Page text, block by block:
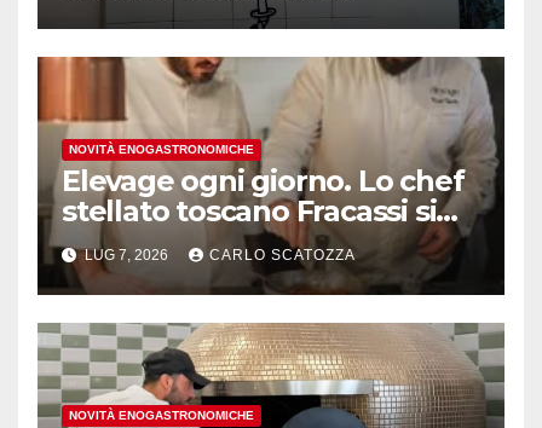
NOVITÀ ENOGASTRONOMICHE
Elevage ogni giorno. Lo chef
stellato toscano Fracassi si
trasferisce a Trentola
Ducenta
LUG 7, 2026 CARLO SCATOZZA
NOVITÀ ENOGASTRONOMICHE